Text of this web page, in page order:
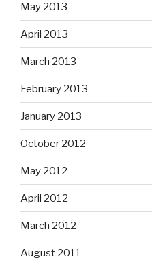
May 2013
April 2013
March 2013
February 2013
January 2013
October 2012
May 2012
April 2012
March 2012
August 2011